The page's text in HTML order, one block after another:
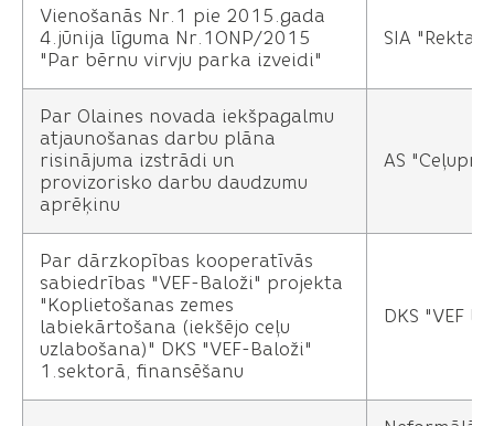
Vienošanās Nr.1 pie 2015.gada
4.jūnija līguma Nr.1ONP/2015
"Par bērnu virvju parka izveidi"
SIA "Rekta"
Par Olaines novada iekšpagalmu
atjaunošanas darbu plāna
risinājuma izstrādi un
provizorisko darbu daudzumu
aprēķinu
AS
Par dārzkopības kooperatīvās
sabiedrības "VEF-Baloži" projekta
"Koplietošanas zemes
labiekārtošana (iekšējo ceļu
uzlabošana)" DKS "VEF-Baloži"
1.sektorā, finansēšanu
DKS "VEF